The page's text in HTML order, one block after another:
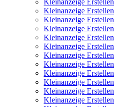
Kleinanzeige Erstellen
Kleinanzeige Erstellen
Kleinanzeige Erstellen
Kleinanzeige Erstellen
Kleinanzeige Erstellen
Kleinanzeige Erstellen
Kleinanzeige Erstellen
Kleinanzeige Erstellen
Kleinanzeige Erstellen
Kleinanzeige Erstellen
Kleinanzeige Erstellen